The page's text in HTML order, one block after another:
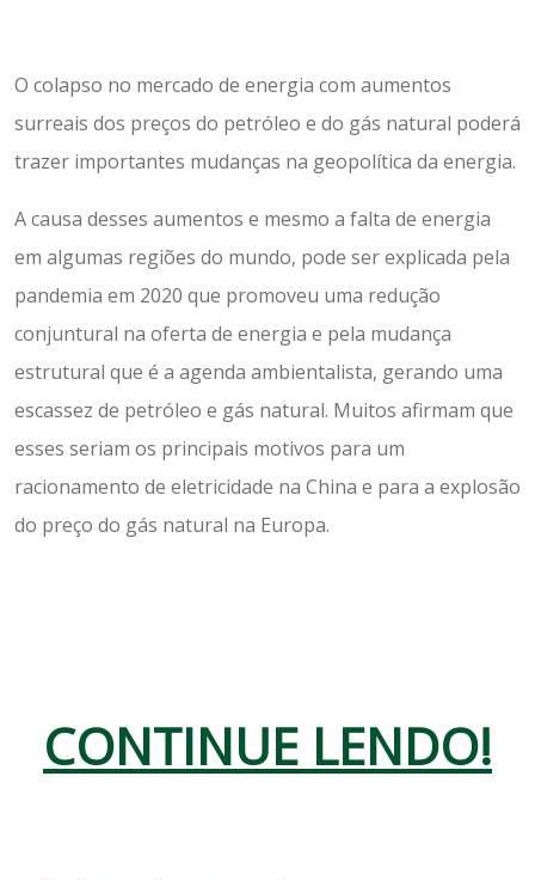
O colapso no mercado de energia com aumentos
surreais dos preços do petróleo e do gás natural poderá
trazer importantes mudanças na geopolítica da energia.
A causa desses aumentos e mesmo a falta de energia
em algumas regiões do mundo, pode ser explicada pela
pandemia em 2020 que promoveu uma redução
conjuntural na oferta de energia e pela mudança
estrutural que é a agenda ambientalista, gerando uma
escassez de petróleo e gás natural. Muitos afirmam que
esses seriam os principais motivos para um
racionamento de eletricidade na China e para a explosão
do preço do gás natural na Europa.
CONTINUE LENDO!